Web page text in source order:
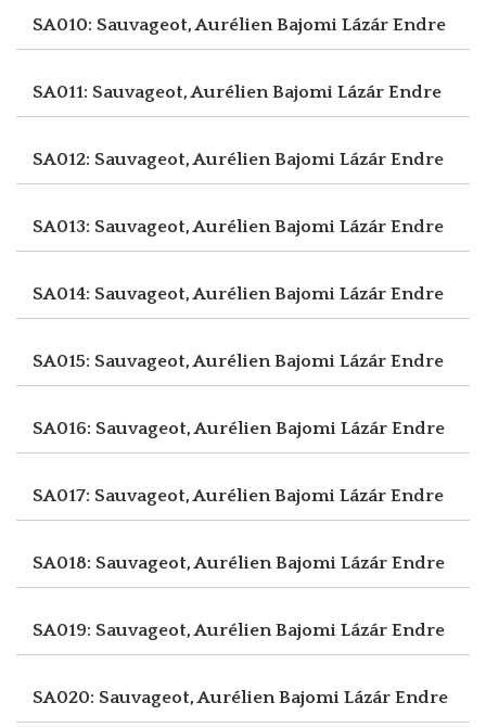
SA010: Sauvageot, AurélienBajomi Lázár Endre
SA011: Sauvageot, AurélienBajomi Lázár Endre
SA012: Sauvageot, AurélienBajomi Lázár Endre
SA013: Sauvageot, AurélienBajomi Lázár Endre
SA014: Sauvageot, AurélienBajomi Lázár Endre
SA015: Sauvageot, AurélienBajomi Lázár Endre
SA016: Sauvageot, AurélienBajomi Lázár Endre
SA017: Sauvageot, AurélienBajomi Lázár Endre
SA018: Sauvageot, AurélienBajomi Lázár Endre
SA019: Sauvageot, AurélienBajomi Lázár Endre
SA020: Sauvageot, AurélienBajomi Lázár Endre